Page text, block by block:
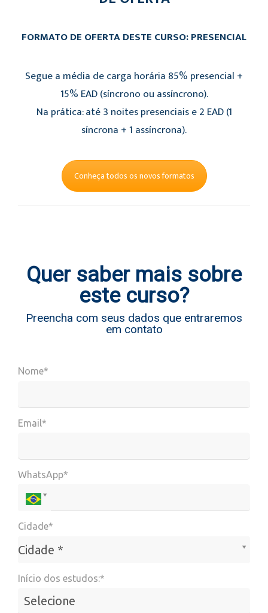
FORMATO DE OFERTA DESTE CURSO: PRESENCIAL
Segue a média de carga horária 85% presencial +
15% EAD (síncrono ou assíncrono).
Na prática: até 3 noites presenciais e 2 EAD (1
síncrona + 1 assíncrona).
Conheça todos os novos formatos
Quer saber mais sobre
este curso?
Preencha com seus dados que entraremos
em contato
Nome*
Email*
WhatsApp*
Cidade*
Cidade *
Cidade*
Início dos estudos:*